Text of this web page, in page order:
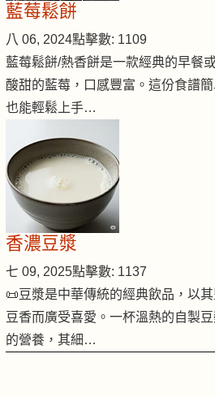
藍莓鬆餅
八 06, 2024點擊數: 1109
藍莓鬆餅/熱香餅是一款經典的早餐
酸甜的藍莓，口感豐富。這份食譜
也能輕鬆上手…
香濃豆漿
七 09, 2025點擊數: 1137
📜豆漿是中華傳統的經典飲品，以
豆香而廣受喜愛。一杯溫熱的自製
的營養，其細…